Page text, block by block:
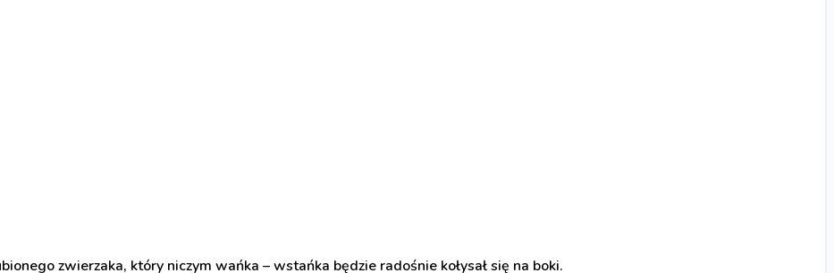
zwierzaka, który niczym wańka – wstańka będzie radośnie kołysał się na boki.